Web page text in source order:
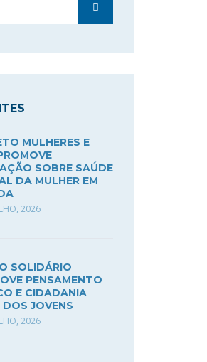
MULHERES E
SOBRE SAÚDE
DA MULHER EM
2026
SOLIDÁRIO
PENSAMENTO
E CIDADANIA
JOVENS
2026